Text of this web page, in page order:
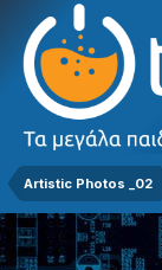
Artistic Photos _02